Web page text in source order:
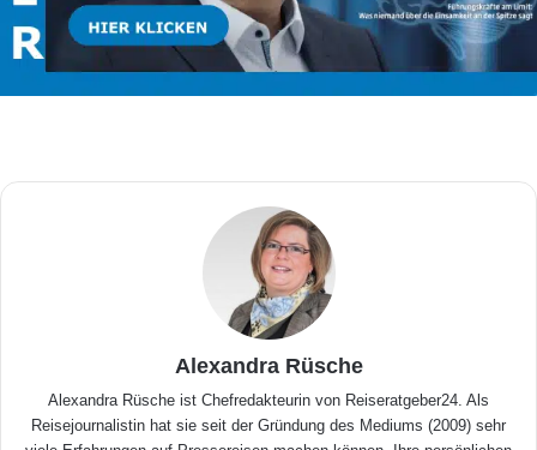
Alexandra Rüsche
Alexandra Rüsche ist Chefredakteurin von Reiseratgeber24. Als
Reisejournalistin hat sie seit der Gründung des Mediums (2009) sehr